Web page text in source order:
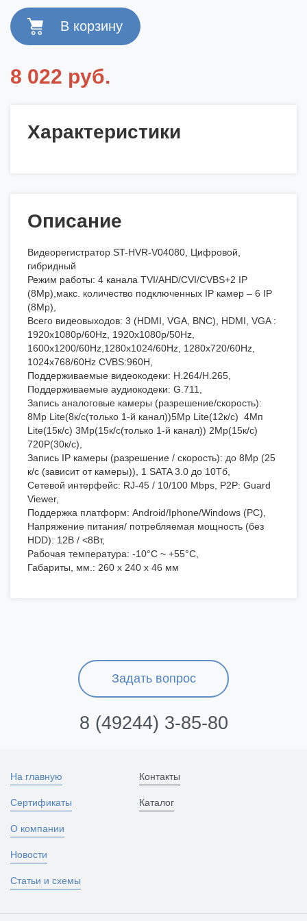
8 022 руб.
Характеристики
Описание
Видеорегистратор ST-HVR-V04080, Цифровой,
гибридный
Режим работы: 4 канала TVI/AHD/CVI/CVBS+2 IP
(8Mp),макс. количество подключенных IP камер – 6 IP
(8Mp),
Всего видеовыходов: 3 (HDMI, VGA, BNC), HDMI, VGA :
1920x1080p/60Hz, 1920x1080p/50Hz,
1600x1200/60Hz,1280x1024/60Hz, 1280x720/60Hz,
1024x768/60Hz CVBS:960H,
Поддерживаемые видеокодеки: H.264/H.265,
Поддерживаемые аудиокодеки: G.711,
Запись аналоговые камеры (разрешение/скорость):
8Mp Lite(8к/с(только 1-й канал))5Mp Lite(12к/с) 4Mп
Lite(15к/с) 3Mp(15к/с(только 1-й канал)) 2Mp(15к/с)
720P(30к/с),
Запись IP камеры (разрешение / скорость): до 8Mp (25
к/с (зависит от камеры)), 1 SATA 3.0 до 10Тб,
Сетевой интерфейс: RJ-45 / 10/100 Mbps, P2P: Guard
Viewer,
Поддержка платформ: Android/Iphone/Windows (PC),
Напряжение питания/ потребляемая мощность (без
HDD): 12В / <8Вт,
Рабочая температура: -10°C ~ +55°C,
Габариты, мм.: 260 х 240 х 46 мм
Задать вопрос
8 (49244) 3-85-80
На главную
Сертификаты
О компании
Новости
Статьи и схемы
Контакты
Каталог